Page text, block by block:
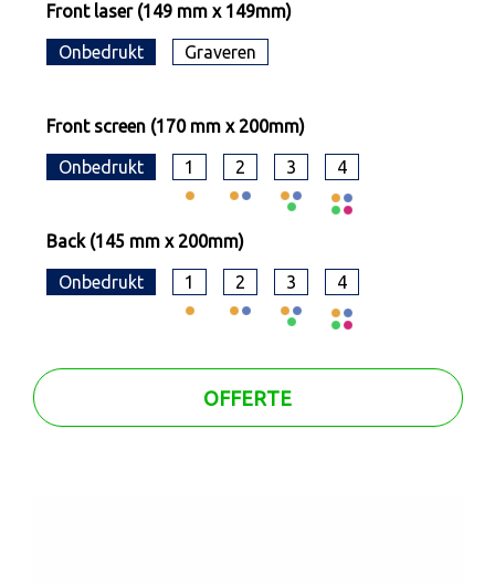
Front laser (149 mm x 149mm)
Onbedrukt Graveren
Front screen (170 mm x 200mm)
Onbedrukt 1 2 3 4
Back (145 mm x 200mm)
Onbedrukt 1 2 3 4
OFFERTE